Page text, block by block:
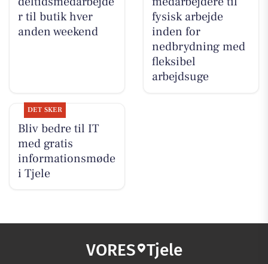
r til butik hver
anden weekend
fysisk arbejde
inden for
nedbrydning med
fleksibel
arbejdsuge
DET SKER
Bliv bedre til IT
med gratis
informationsmøde
i Tjele
VORES Tjele